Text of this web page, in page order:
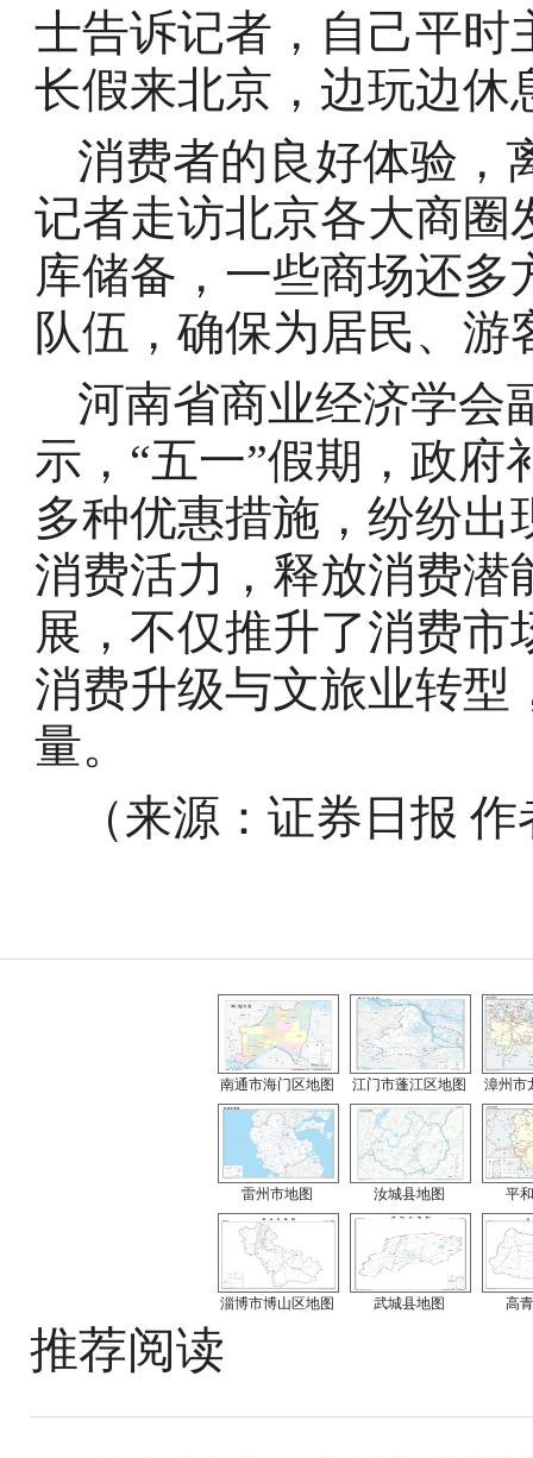
士告诉记者，自己平时
长假来北京，边玩边休
消费者的良好体验，
记者走访北京各大商圈
库储备，一些商场还
队伍，确保为居民、
河南省商业经济学会
示，“五一”假期，政
多种优惠措施，纷纷
消费活力，释放消费潜
展，不仅推升了消费
消费升级与文旅业转型
量。
（来源：证券日报
南通市海门区地图 江门市蓬江区地图 漳州市
雷州市地图 汝城县地图 平
淄博市博山区地图 武城县地图 高
推荐阅读